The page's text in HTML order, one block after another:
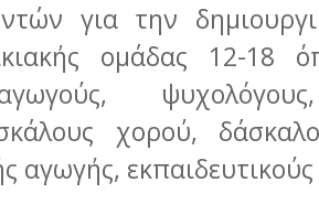
για την
ομάδας 12-18
χορού,
αγωγής,